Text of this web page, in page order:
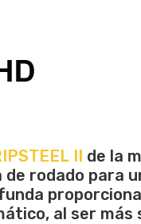
II de la
de rodado para
al ser más